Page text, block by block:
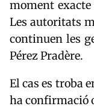
moment exacte
Les autoritats
continuen les
Pérez Pradère.
El cas es troba
ha confirmació